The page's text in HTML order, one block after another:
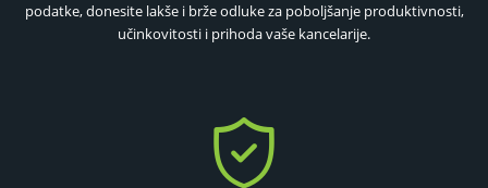
podatke, donesite lakše i brže odluke za poboljšanje produktivnosti,
učinkovitosti i prihoda vaše kancelarije.